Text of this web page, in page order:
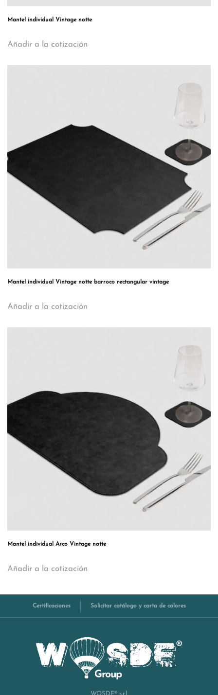
Mantel individual Vintage notte
Añadir a la cotización
Mantel individual Vintage notte barroco rectangular vintage
Añadir a la cotización
Mantel individual Arco Vintage notte
Añadir a la cotización
Certificaciones Solicitar catálogo y carta de colores